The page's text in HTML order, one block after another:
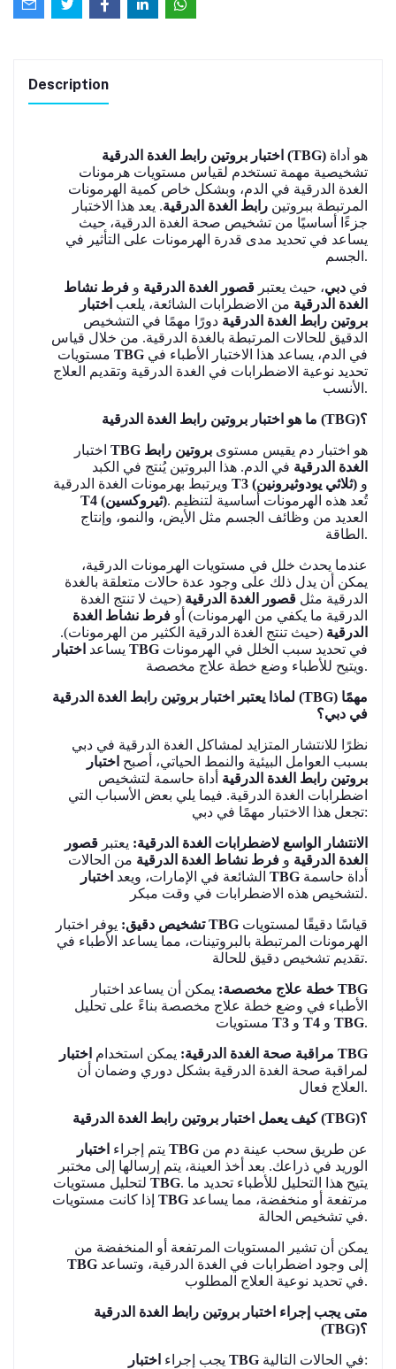
Description
اختبار بروتين رابط الغدة الدرقية (TBG)
تشخيصية مهمة تستخدم لقياس مستويات هرمونات
الغدة الدرقية في الدم، وبشكل خاص كمية الهرمونات
المرتبطة ببروتين رابط الغدة الدرقية. يعد هذا الاختبار
جزءًا أساسيًا من تشخيص صحة الغدة الدرقية، حيث
يساعد في تحديد مدى قدرة الهرمونات على التأثير في
الجسم.
في دبي، حيث يعتبر قصور الغدة الدرقية و فرط نشاط
الغدة الدرقية من الاضطرابات الشائعة، يلعب اختبار
بروتين رابط الغدة الدرقية دورًا مهمًا في التشخيص
الدقيق للحالات المرتبطة بالغدة الدرقية. من خلال قياس
TBG
تحديد نوعية الاضطرابات في الغدة الدرقية وتقديم العلاج
الأنسب.
ما هو اختبار بروتين رابط الغدة الدرقية (TBG)؟
TBG هو اختبار دم يقيس مستوى بروتين رابط
الغدة الدرقية في الدم. هذا البروتين يُنتج في الكبد
T3 (ثلاثي يودوثيرونين) و
T4 (ثيروكسين). تُعد هذه الهرمونات أساسية لتنظيم
العديد من وظائف الجسم مثل الأيض، والنمو، وإنتاج
الطاقة.
عندما يحدث خلل في مستويات الهرمونات الدرقية،
يمكن أن يدل ذلك على وجود عدة حالات متعلقة بالغدة
الدرقية مثل قصور الغدة الدرقية (حيث لا تنتج الغدة
الدرقية ما يكفي من الهرمونات) أو فرط نشاط الغدة
الدرقية (حيث تنتج الغدة الدرقية الكثير من الهرمونات).
يساعد اختبار TBG
ويتيح للأطباء وضع خطة علاج مخصصة.
لماذا يعتبر اختبار بروتين رابط الغدة الدرقية (TBG) مهمًا
في دبي؟
نظرًا للانتشار المتزايد لمشاكل الغدة الدرقية في دبي
بسبب العوامل البيئية والنمط الحياتي، أصبح اختبار
بروتين رابط الغدة الدرقية أداة حاسمة لتشخيص
اضطرابات الغدة الدرقية. فيما يلي بعض الأسباب التي
تجعل هذا الاختبار مهمًا في دبي:
الانتشار الواسع لاضطرابات الغدة الدرقية: يعتبر قصور
الغدة الدرقية و فرط نشاط الغدة الدرقية من الحالات
الشائعة في الإمارات، ويعد اختبار TBG
لتشخيص هذه الاضطرابات في وقت مبكر.
تشخيص دقيق:يوفر اختبارTBG
الهرمونات المرتبطة بالبروتينات، مما يساعد الأطباء في
تقديم تشخيص دقيق للحالة.
خطة علاج مخصصة: TBG
الأطباء في وضع خطة علاج مخصصة بناءً على تحليل
T3 T4 TBG.
مراقبة صحة الغدة الدرقية: يمكن استخدام
اختبار TBG
لمراقبة صحة الغدة الدرقية بشكل دوري وضمان أن
العلاج فعال.
كيف يعمل اختبار بروتين رابط الغدة الدرقية (TBG)؟
يتم إجراء اختبار TBG
الوريد في ذراعك. بعد أخذ العينة، يتم إرسالها إلى مختبر
TBG. يتيح هذا التحليل للأطباء تحديد ما
TBG
في تشخيص الحالة.
يمكن أن تشير المستويات المرتفعة أو المنخفضة من
TBG
في تحديد نوعية العلاج المطلوب.
متى يجب إجراء اختبار بروتين رابط الغدة الدرقية
(TBG)؟
يجب إجراء اختبار TBG في الحالات التالية: